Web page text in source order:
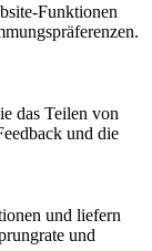
Funktionen
das Teilen von
und die
und liefern
und